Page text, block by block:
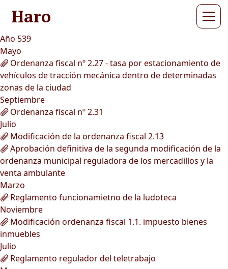
Haro
Año 539
Mayo
Ordenanza fiscal nº 2.27 - tasa por estacionamiento de
vehículos de tracción mecánica dentro de determinadas
zonas de la ciudad
Septiembre
Ordenanza fiscal nº 2.31
Julio
Modificación de la ordenanza fiscal 2.13
Aprobación definitiva de la segunda modificación de la
ordenanza municipal reguladora de los mercadillos y la
venta ambulante
Marzo
Reglamento funcionamietno de la ludoteca
Noviembre
Modificación ordenanza fiscal 1.1. impuesto bienes
inmuebles
Julio
Reglamento regulador del teletrabajo